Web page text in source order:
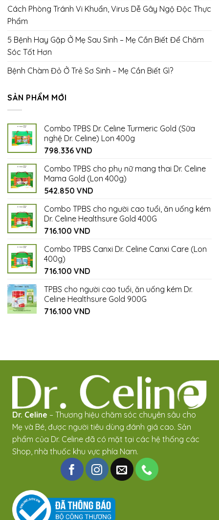
Cách Phòng Tránh Vi Khuẩn, Virus Dễ Gây Ngộ Độc Thực
Phẩm
5 Bệnh Hay Gặp Ở Mẹ Sau Sinh – Mẹ Cần Biết Để Chăm
Sóc Tốt Hơn
Bệnh Chàm Đỏ Ở Trẻ Sơ Sinh – Mẹ Cần Biết Gì?
SẢN PHẨM MỚI
Combo TPBS Dr. Celine Turmeric Gold (Sữa
nghệ Dr. Celine) Lon 400g
798.336 VND
Combo TPBS cho phụ nữ mang thai Dr. Celine
Mama Gold (Lon 400g)
542.850 VND
Combo TPBS cho người cao tuổi, ăn uống kém
Dr. Celine Healthsure Gold 400G
716.100 VND
Combo TPBS Canxi Dr. Celine Canxi Care (Lon
400g)
716.100 VND
TPBS cho người cao tuổi, ăn uống kém Dr.
Celine Healthsure Gold 900G
716.100 VND
Dr. Celine – Thương hiệu chăm sóc chuyên sâu cho
Mẹ và Bé, được người tiêu dùng đánh giá cao. Sản
phẩm của Dr. Celine đã có mặt tại các hệ thống các
Shop, nhà thuốc khu vực phía Nam.